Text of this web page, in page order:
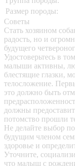
Размер породы:
Советы
Стать хозяином
радость, но и
будущего
Удостоверьтесь в
малыши активны,
блестящие глазки,
телосложение.
это должно быть
должны
потомство прошли
Не делайте выбор
будущим членом
здоровье и
Уточните,
что малыш с